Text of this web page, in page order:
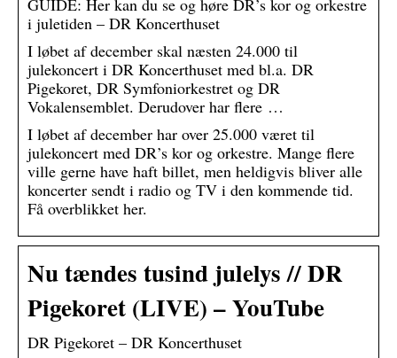
GUIDE: Her kan du se og høre DR’s kor og orkestre
i juletiden – DR Koncerthuset
I løbet af december skal næsten 24.000 til
julekoncert i DR Koncerthuset med bl.a. DR
Pigekoret, DR Symfoniorkestret og DR
Vokalensemblet. Derudover har flere …
I løbet af december har over 25.000 været til
julekoncert med DR’s kor og orkestre. Mange flere
ville gerne have haft billet, men heldigvis bliver alle
koncerter sendt i radio og TV i den kommende tid.
Få overblikket her.
Nu tændes tusind julelys // DR
Pigekoret (LIVE) – YouTube
DR Pigekoret – DR Koncerthuset